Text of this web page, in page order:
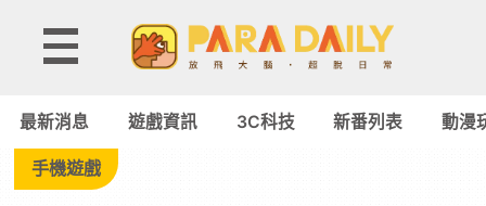
Tag:
烏
最新消息 遊戲資訊 3C科技 新番列表 動漫
手機遊戲